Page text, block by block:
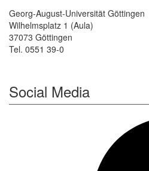
Georg-August-Universität Göttingen
Wilhelmsplatz 1 (Aula)
37073 Göttingen
Tel. 0551 39-0
Social Media